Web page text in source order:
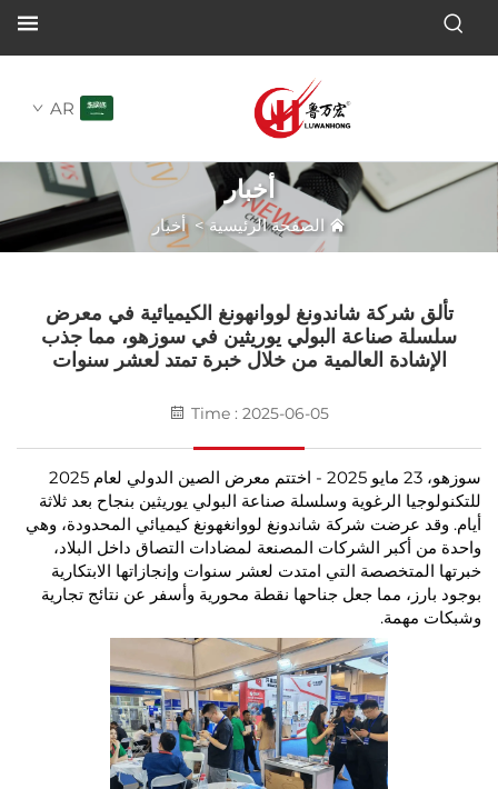
أخبار
الصفحة الرئيسية>أخبار
شركة شاندونغ لووانهونغ الكيميائية في معرض
صناعة البولي يوريثين في سوزهو، مما جذب
العالمية من خلال خبرة تمتد لعشر سنوات
Time : 2025-06-05
سوزهو، 23 مايو 2025 - اختتم معرض الصين الدولي لعام 2025
الرغوية وسلسلة صناعة البولي يوريثين بنجاح بعد ثلاثة
عرضت شركة شاندونغ لووانغهونغ كيميائي المحدودة، وهي
الشركات المصنعة لمضادات التصاق داخل البلاد،
التي امتدت لعشر سنوات وإنجازاتها الابتكارية
مما جعل جناحها نقطة محورية وأسفر عن نتائج تجارية